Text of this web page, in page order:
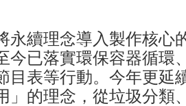
永續理念導入製作核心
今已落實環保容器循環
目表等行動。今年更延
」的理念，從垃圾分類